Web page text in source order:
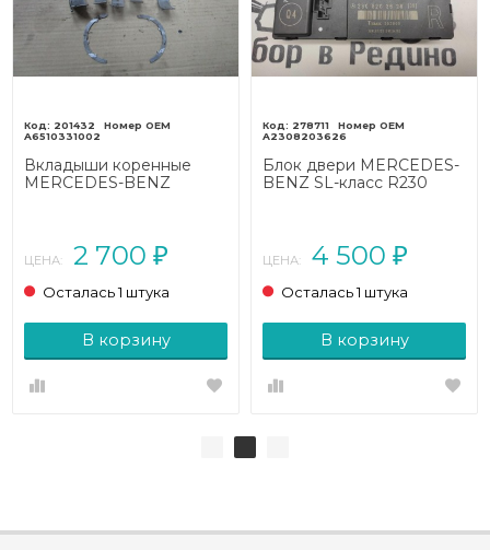
201432
A6510331002
Вкладыши коренные
MERCEDES-BENZ
ЦЕНА: 2 700 ₽
Осталась 1 штука
В корзину
278711
A2308203626
Блок двери MERCEDES-
BENZ SL-класс R230
ЦЕНА: 4 500 ₽
Осталась 1 штука
В корзину